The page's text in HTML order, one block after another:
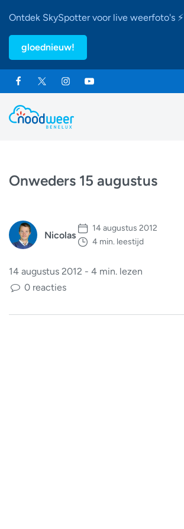
Ontdek SkySpotter voor live weerfoto's ⚡
gloednieuw!
Onweders 15 augustus
Nicolas
14 augustus 2012
4 min. leestijd
14 augustus 2012 - 4 min. lezen
0 reacties